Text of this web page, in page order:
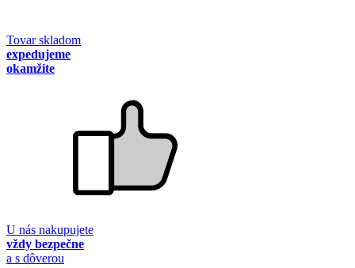
Tovar skladom
expedujeme
okamžite
U nás nakupujete
vždy bezpečne
a s dôverou